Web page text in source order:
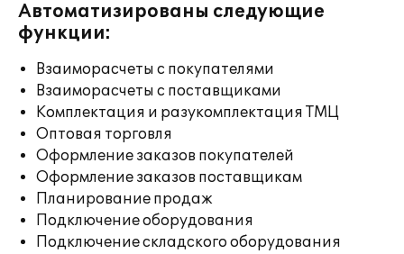
Автоматизированы следующие
функции:
Взаиморасчеты с покупателями
Взаиморасчеты с поставщиками
Комплектация и разукомплектация ТМЦ
Оптовая торговля
Оформление заказов покупателей
Оформление заказов поставщикам
Планирование продаж
Подключение оборудования
Подключение складского оборудования